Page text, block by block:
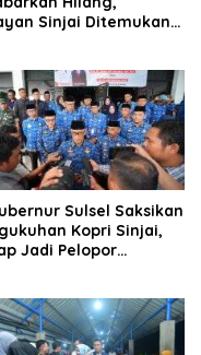
Sinjai Ditemukan
Sulsel Saksikan
Kopri Sinjai,
Jadi Pelopor